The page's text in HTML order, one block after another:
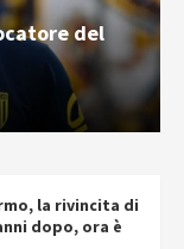
del
la rivincita di
dopo, ora è